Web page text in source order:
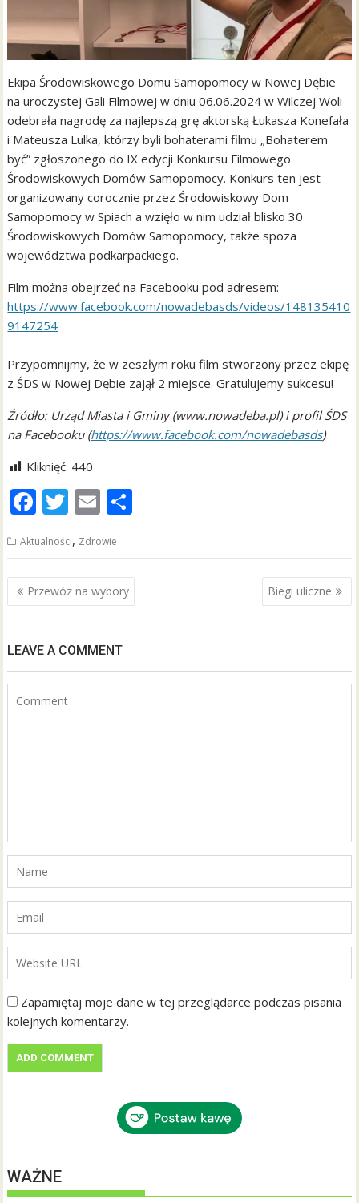
Ekipa Środowiskowego Domu Samopomocy w Nowej Dębie
na uroczystej Gali Filmowej w dniu 06.06.2024 w Wilczej Woli
odebrała nagrodę za najlepszą grę aktorską Łukasza Konefała
i Mateusza Lulka, którzy byli bohaterami filmu „Bohaterem
być” zgłoszonego do IX edycji Konkursu Filmowego
Środowiskowych Domów Samopomocy. Konkurs ten jest
organizowany corocznie przez Środowiskowy Dom
Samopomocy w Spiach a wzięło w nim udział blisko 30
Środowiskowych Domów Samopomocy, także spoza
województwa podkarpackiego.
Film można obejrzeć na Facebooku pod adresem:
https://www.facebook.com/nowadebasds/videos/148135410
9147254
Przypomnijmy, że w zeszłym roku film stworzony przez ekipę
z ŚDS w Nowej Dębie zajął 2 miejsce. Gratulujemy sukcesu!
Źródło: Urząd Miasta i Gminy (www.nowadeba.pl) i profil ŚDS
na Facebooku (https://www.facebook.com/nowadebasds)
Kliknięć: 440
F
e
b
o
k
T
itt
er
E
ai
l
ar
e
Aktualności, Zdrowie
Nawigacja
wpisu
Przewóz na wybory Biegi uliczne
LEAVE A COMMENT
Zapamiętaj moje dane w tej przeglądarce podczas pisania
kolejnych komentarzy.
WAŻNE